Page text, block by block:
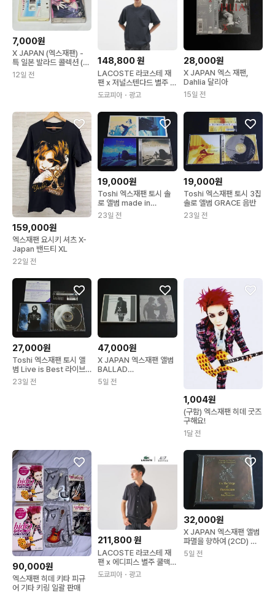
7,000원
X JAPAN (엑스재팬) -
특 일본 발라드 콜렉션 (길
보드)
12일 전
148,800원
LACOSTE 라코스테 재
팬 x 저널스텐다드 별주 헤
비 피케 반팔 티셔츠 4컬
도쿄피아 ・광고
28,000원
X JAPAN 엑스 재팬,
Dahlia 달리아
15일 전
159,000원
엑스재팬 요시키 셔츠 X-
Japan 밴드티 XL
22일 전
19,000원
Toshi 엑스재팬 토시 솔
로 앨범 made in
HEAVEN 한정반
23일 전
19,000원
Toshi 엑스재팬 토시 3집
솔로 앨범 GRACE 음반
23일 전
27,000원
Toshi 엑스재팬 토시 앨
범 Live is Best 라이브
음반
23일 전
47,000원
X JAPAN 엑스재팬 앨범
BALLAD
COLLECTION 한정반
5일 전
1,004원
(구함) 엑스재팬 히데 굿즈
구해요!
1달 전
90,000원
엑스재팬 히데 키타 피규
어 기타 키링 일괄 판매
211,800원
LACOSTE 라코스테 재
팬 x 에디피스 별주 쿨맥스
풀오픈 반팔 폴로 티셔츠
3컬러
도쿄피아 ・광고
32,000원
X JAPAN 엑스재팬 앨범
파멸을 향하여 (2CD) 도
쿄돔 라이브 음반
5일 전